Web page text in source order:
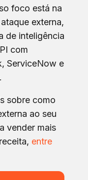
foco está na
externa,
de inteligência
com
ServiceNow e
sobre como
ao seu
vender mais
entre